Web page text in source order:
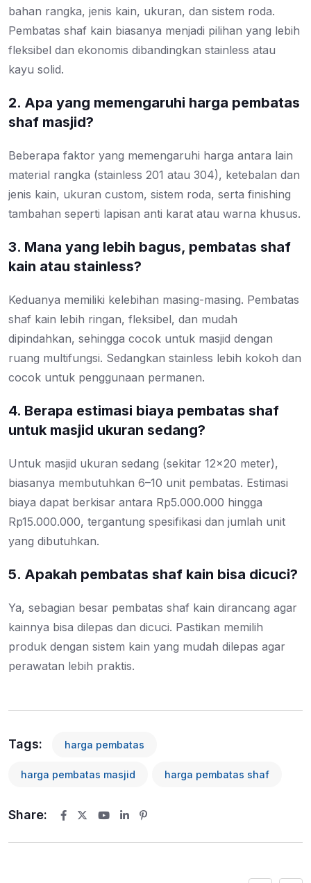
bahan rangka, jenis kain, ukuran, dan sistem roda.
Pembatas shaf kain biasanya menjadi pilihan yang lebih
fleksibel dan ekonomis dibandingkan stainless atau
kayu solid.
2. Apa yang memengaruhi harga pembatas
shaf masjid?
Beberapa faktor yang memengaruhi harga antara lain
material rangka (stainless 201 atau 304), ketebalan dan
jenis kain, ukuran custom, sistem roda, serta finishing
tambahan seperti lapisan anti karat atau warna khusus.
3. Mana yang lebih bagus, pembatas shaf
kain atau stainless?
Keduanya memiliki kelebihan masing-masing. Pembatas
shaf kain lebih ringan, fleksibel, dan mudah
dipindahkan, sehingga cocok untuk masjid dengan
ruang multifungsi. Sedangkan stainless lebih kokoh dan
cocok untuk penggunaan permanen.
4. Berapa estimasi biaya pembatas shaf
untuk masjid ukuran sedang?
Untuk masjid ukuran sedang (sekitar 12×20 meter),
biasanya membutuhkan 6–10 unit pembatas. Estimasi
biaya dapat berkisar antara Rp5.000.000 hingga
Rp15.000.000, tergantung spesifikasi dan jumlah unit
yang dibutuhkan.
5. Apakah pembatas shaf kain bisa dicuci?
Ya, sebagian besar pembatas shaf kain dirancang agar
kainnya bisa dilepas dan dicuci. Pastikan memilih
produk dengan sistem kain yang mudah dilepas agar
perawatan lebih praktis.
Tags: harga pembatas
harga pembatas masjid harga pembatas shaf
Share:
Youtube
LinkedIn